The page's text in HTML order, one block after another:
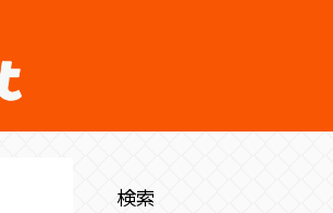
検索